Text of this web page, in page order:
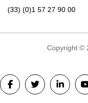
(33) (0)1 57 27 90 00
Copyright ©